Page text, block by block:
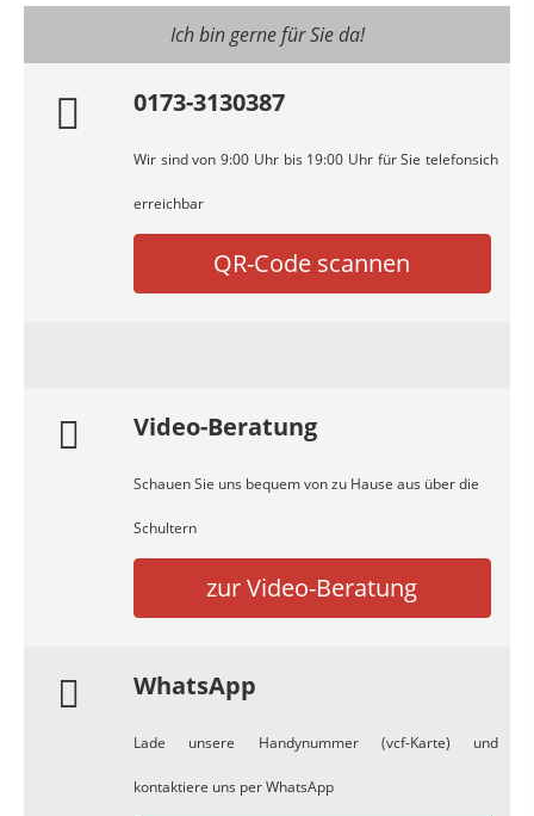
Ich bin gerne für Sie da!
0173-3130387
Wir sind von 9:00 Uhr bis 19:00 Uhr für Sie telefonsich
erreichbar
QR-Code scannen
Video-Beratung
Schauen Sie uns bequem von zu Hause aus über die
Schultern
zur Video-Beratung
WhatsApp
Lade unsere Handynummer (vcf-Karte) und
kontaktiere uns per WhatsApp